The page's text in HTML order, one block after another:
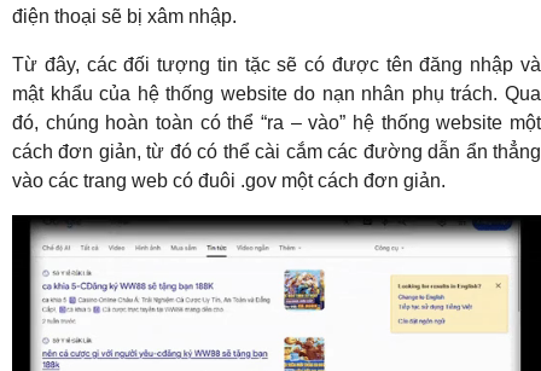
điện thoại sẽ bị xâm nhập.
Từ đây, các đối tượng tin tặc sẽ có được tên đăng nhập và
mật khẩu của hệ thống website do nạn nhân phụ trách. Qua
đó, chúng hoàn toàn có thể “ra – vào” hệ thống website một
cách đơn giản, từ đó có thể cài cắm các đường dẫn ẩn thẳng
vào các trang web có đuôi .gov một cách đơn giản.